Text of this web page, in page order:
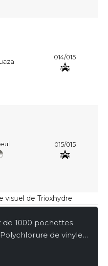
014/015
015/015
visuel de Trioxhydre
de 1000 pochettes
de vinyle
comme